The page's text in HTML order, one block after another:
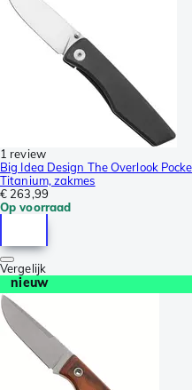
1 review
Big Idea Design The Overlook
Titanium, zakmes
€ 263,99
Op voorraad
Vergelijk
nieuw